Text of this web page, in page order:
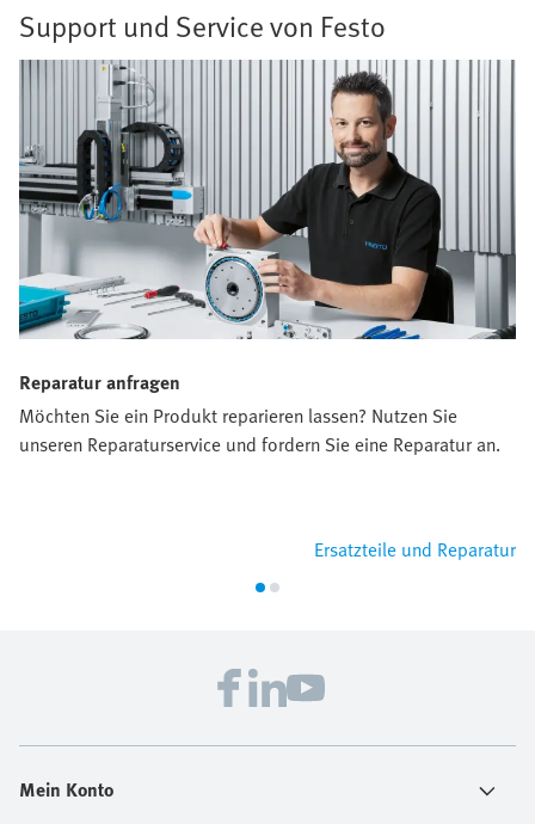
Support und Service von Festo
Reparatur anfragen
Möchten Sie ein Produkt reparieren lassen? Nutzen Sie
unseren Reparaturservice und fordern Sie eine Reparatur an.
Ersatzteile und Reparatur
Mein Konto